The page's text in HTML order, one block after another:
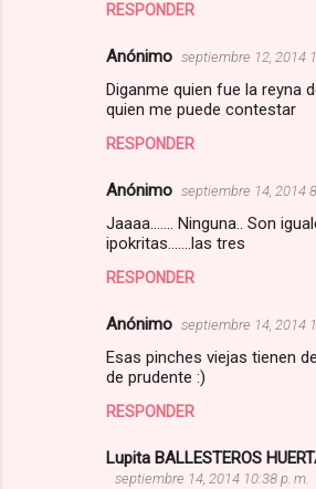
RESPONDER
Anónimo septiembre 12, 2014
Diganme quien fue la reyna
quien me puede contestar
RESPONDER
Anónimo septiembre 14, 2014
Jaaaa....... Ninguna.. Son
ipokritas.......las tres
RESPONDER
Anónimo septiembre 14, 2014
Esas pinches viejas tienen
de prudente :)
RESPONDER
Lupita BALLESTEROS
septiembre 14, 2014 10:38 p. m.